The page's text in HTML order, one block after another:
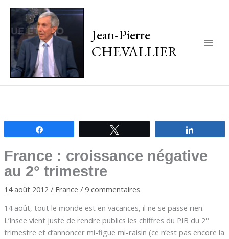
Jean-Pierre
CHEVALLIER
France : croissance négative
au 2° trimestre
14 août 2012 / France / 9 commentaires
14 août, tout le monde est en vacances, il ne se passe rien.
L’Insee vient juste de rendre publics les chiffres du PIB du 2°
trimestre et d’annoncer mi-figue mi-raisin (ce n’est pas encore la